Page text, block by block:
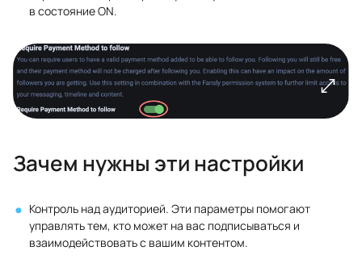
в состояние ON.
Зачем нужны эти настройки
Контроль над аудиторией. Эти параметры помогают
управлять тем, кто может на вас подписываться и
взаимодействовать с вашим контентом.